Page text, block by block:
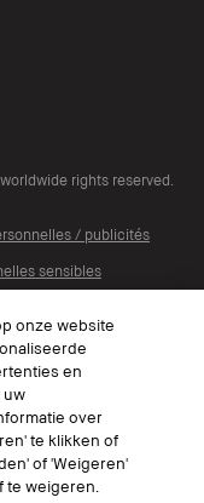
rights reserved.
/ publicités
sensibles
onze website
en
uw
over
te klikken of
of 'Weigeren'
te weigeren.